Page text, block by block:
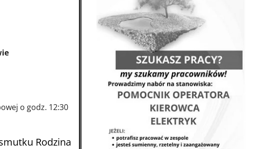
o godz. 12:30
Rodzina